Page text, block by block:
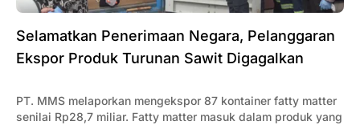
Selamatkan Penerimaan Negara, Pelanggaran
Ekspor Produk Turunan Sawit Digagalkan
PT. MMS melaporkan mengekspor 87 kontainer fatty matter
senilai Rp28,7 miliar. Fatty matter masuk dalam produk yang